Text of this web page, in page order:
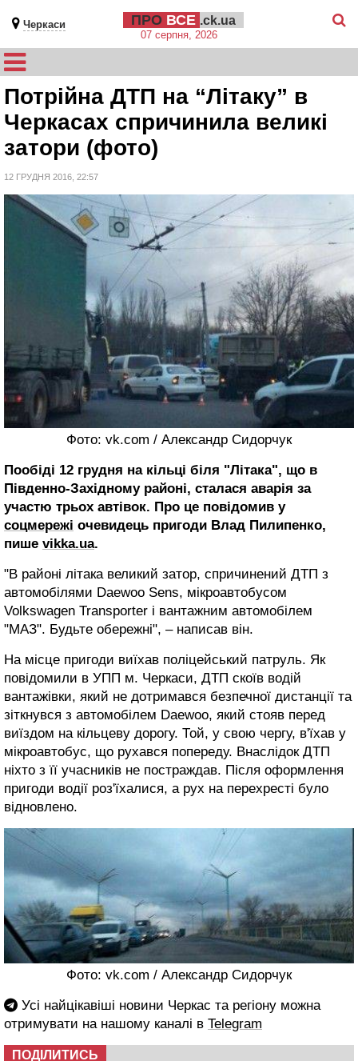
Черкаси ПРО ВСЕ .ck.ua
07 серпня, 2026
Потрійна ДТП на “Літаку” в
Черкасах спричинила великі
затори (фото)
12 ГРУДНЯ 2016, 22:57
Фото: vk.com / Александр Сидорчук
Пообіді 12 грудня на кільці біля "Літака", що в
Південно-Західному районі, сталася аварія за
участю трьох автівок. Про це повідомив у
соцмережі очевидець пригоди Влад Пилипенко,
пише vikka.ua.
"В районі літака великий затор, спричинений ДТП з
автомобілями Daewoo Sens, мікроавтобусом
Volkswagen Transporter і вантажним автомобілем
"МАЗ". Будьте обережні", – написав він.
На місце пригоди виїхав поліцейський патруль. Як
повідомили в УПП м. Черкаси, ДТП скоїв водій
вантажівки, який не дотримався безпечної дистанції та
зіткнувся з автомобілем Daewoo, який стояв перед
виїздом на кільцеву дорогу. Той, у свою чергу, в'їхав у
мікроавтобус, що рухався попереду. Внаслідок ДТП
ніхто з її учасників не постраждав. Після оформлення
пригоди водії роз'їхалися, а рух на перехресті було
відновлено.
Фото: vk.com / Александр Сидорчук
Усі найцікавіші новини Черкас та регіону можна
отримувати на нашому каналі в Telegram
ПОДІЛИТИСЬ